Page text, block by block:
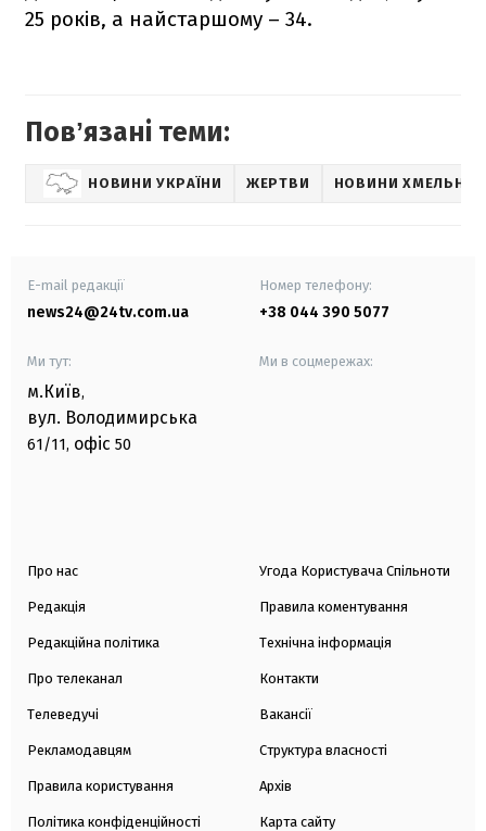
25 років, а найстаршому – 34.
Повʼязані теми:
НОВИНИ УКРАЇНИ ЖЕРТВИ НОВИНИ
E-mail редакції
news24@24tv.com.ua
Номер телефону:
+38 044 390 5077
Ми тут:
м.Київ,
вул. Володимирська
61/11, офіс 50
Ми в соцмережах:
Про нас
Редакція
Редакційна політика
Про телеканал
Телеведучі
Рекламодавцям
Правила користування
Політика конфіденційності
Угода Користувача Спільноти
Правила коментування
Технічна інформація
Контакти
Вакансії
Структура власності
Архів
Карта сайту